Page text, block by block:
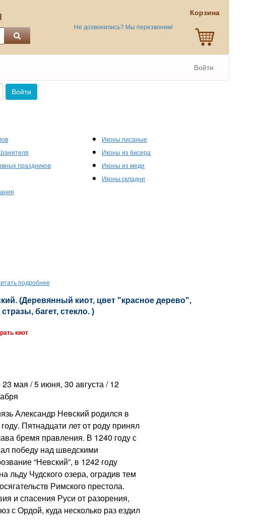
Не дозвонились? Мы перезвоним!
Корзина
Войти
Войти
праздников
Иконы писаные
Иконы из бисера
Иконы из меди
Иконы складни
подробнее
(Деревянный киот, цвет "красное дерево",
багет, стекло. )
киот
мая / 5 июня, 30 августа / 12
Александр Невский родился в
Пятнадцати лет от роду принял
бремя правления. В 1240 году с
победу над шведскими
“Невский”, в 1242 году
льду Чудского озера, оградив тем
Римского престола.
и спасения Руси от разорения,
с Ордой, куда несколько раз ездил